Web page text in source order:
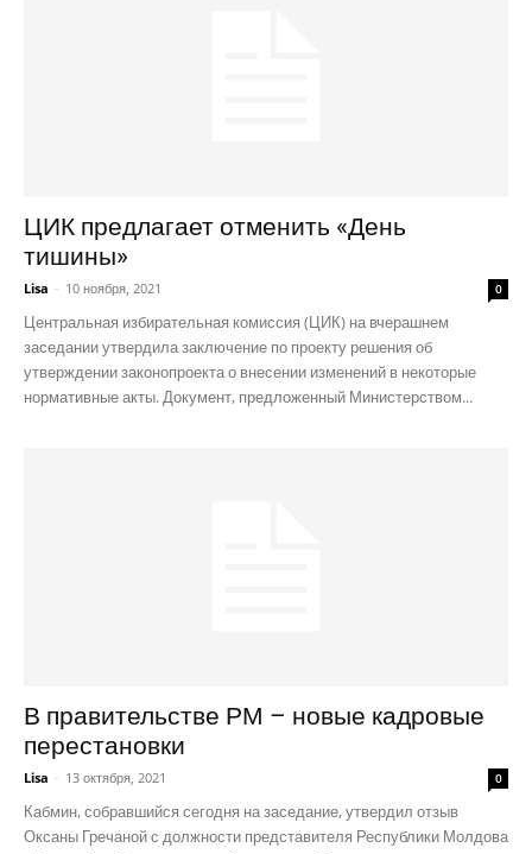
ЦИК предлагает отменить «День
тишины»
Lisa - 10 ноября, 2021 0
Центральная избирательная комиссия (ЦИК) на вчерашнем
заседании утвердила заключение по проекту решения об
утверждении законопроекта о внесении изменений в некоторые
нормативные акты. Документ, предложенный Министерством...
В правительстве РМ – новые кадровые
перестановки
Lisa - 13 октября, 2021 0
Кабмин, собравшийся сегодня на заседание, утвердил отзыв
Оксаны Гречаной с должности представителя Республики Молдова